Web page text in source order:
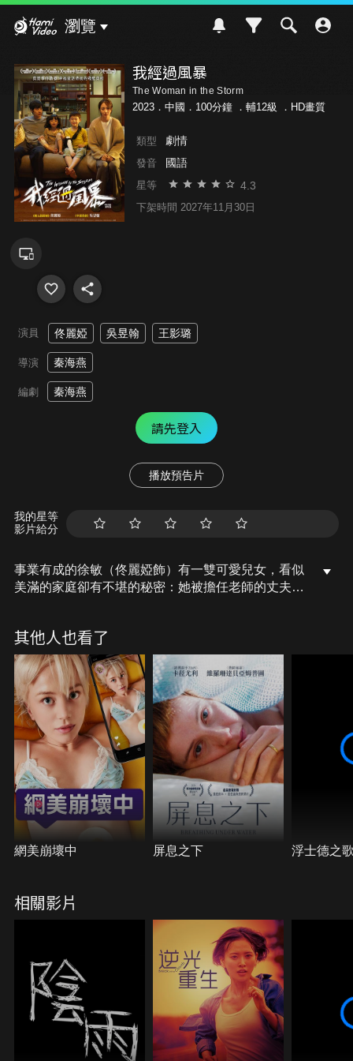
瀏覽
我經過風暴
The Woman in the Storm
2023．中國．100分鐘 ． 輔12級 ．HD畫質
類型 劇情
發音 國語
星等 4.3
下架時間 2027年11月30日
演員 佟麗婭 吳昱翰 王影璐
導演 秦海燕
編劇 秦海燕
請先登入
播放預告片
我的星等
影片給分
事業有成的徐敏（佟麗婭飾）有一雙可愛兒女，看似
美滿的家庭卻有不堪的秘密：她被擔任老師的丈夫
同，且高知識分子的丈夫施暴時總是小心謹慎不留證
據，不僅讓她吃盡苦頭，想重獲新生的路更因此困難
重重…
其他人也看了
網美崩壞中 屏息之下 浮士德之
相關影片